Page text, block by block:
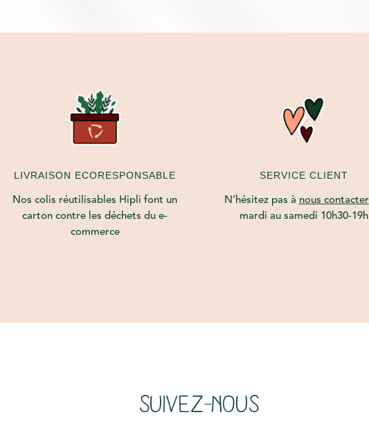
LIVRAISON ECORESPONSABLE
Nos colis réutilisables Hipli font un
carton contre les déchets du e-
commerce
SERVICE CLIENT
N’hésitez pas à nous contacter
mardi au samedi 10h30-19h
SUIVEZ-NOUS